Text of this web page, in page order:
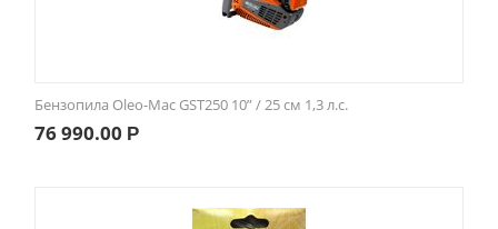
Бензопила Oleo-Mac GST250 10” / 25 см 1,3 л.с.
76 990.00 Р